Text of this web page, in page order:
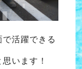
活躍できる
います！